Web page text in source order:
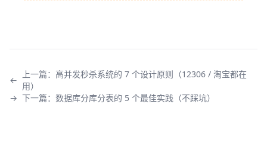
←
上一篇： 高并发秒杀系统的 7 个设计原则（12306 / 淘宝都在
用）
→ 下一篇： 数据库分库分表的 5 个最佳实践（不踩坑）